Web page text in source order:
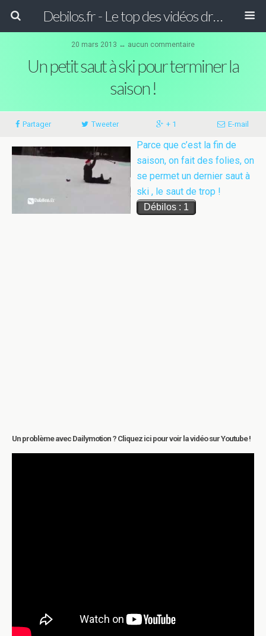
Debilos.fr - Le top des vidéos drôles du WEB !
20 mars 2013 ↔ aucun commentaire
Un petit saut à ski pour terminer la
saison !
Partager Tweeter + 1 E-mail
Parce que c’est la fin de
saison, on fait des folies, on
se permet un dernier saut à
ski , le saut de trop !
Un problème avec Dailymotion ? Cliquez ici pour voir la vidéo sur Youtube !